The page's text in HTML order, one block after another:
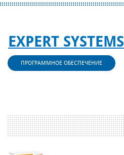
EXPERT SYSTEMS
ПРОГРАММНОЕ ОБЕСПЕЧЕНИЕ